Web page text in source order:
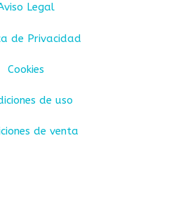
Legal
de Privacidad
Cookies
de uso
de venta